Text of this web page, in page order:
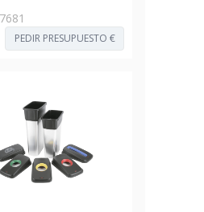
PEDIR PRESUPUESTO €